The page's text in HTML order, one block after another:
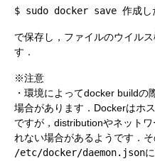
$ sudo docker save 作成し
で保存し，ファイルのウイル
す．
※注意
・環境によってdocker buildの
場合があります．Dockerはホ
ですが，distributionやネット
れない場合があるようです．
/etc/docker/daemon.json